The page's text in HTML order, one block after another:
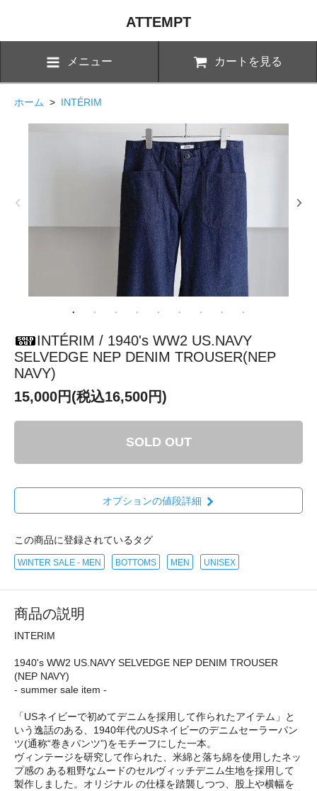
ATTEMPT
メニュー カートを見る
ホーム > INTÉRIM
INTÉRIM / 1940's WW2 US.NAVY
SELVEDGE NEP DENIM TROUSER(NEP
NAVY)
15,000円(税込16,500円)
SOLD OUT
オプションの値段詳細
この商品に登録されているタグ
WINTER SALE - MEN BOTTOMS MEN UNISEX
商品の説明
INTERIM
1940's WW2 US.NAVY SELVEDGE NEP DENIM TROUSER
(NEP NAVY)
- summer sale item -
「USネイビーで初めてデニムを採用して作られたアイテム」と
いう逸話のある、1940年代のUSネイビーのデニムセーラーパン
ツ(通称“巻きパンツ”)をモチーフにした一本。
ヴィンテージを研究して作られた、米綿と落ち綿を使用したネッ
プ感の ある粗野なムードのセルヴィッチデニム生地を採用して
製作しました。オリジナル の仕様を踏襲しつつ、股上や横幅を